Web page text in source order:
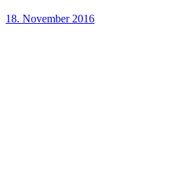
18. November 2016